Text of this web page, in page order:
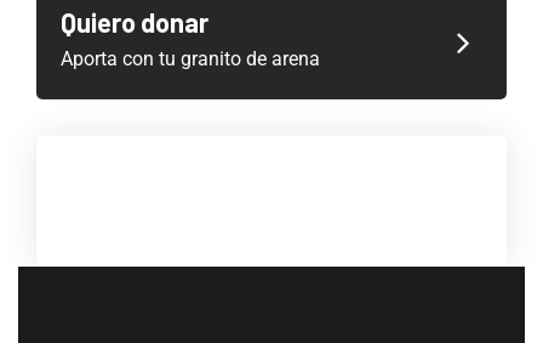
Quiero donar
Aporta con tu granito de arena